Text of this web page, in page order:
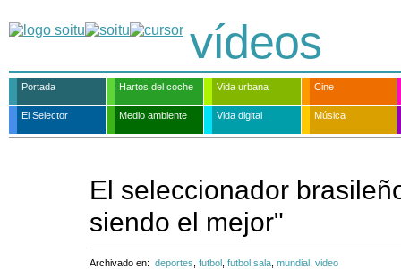
vídeos
Portada Hartos del coche Vida urbana Cine
El Selector Medio ambiente Vida digital Música
El seleccionador
siendo el mejor"
Archivado en: deportes futbol futbol sala mundial video